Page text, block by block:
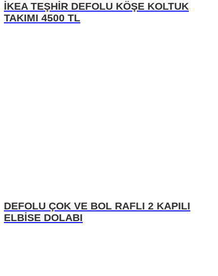
İKEA TEŞHİR DEFOLU KÖŞE KOLTUK
TAKIMI 4500 TL
DEFOLU ÇOK VE BOL RAFLI 2 KAPILI
ELBİSE DOLABI